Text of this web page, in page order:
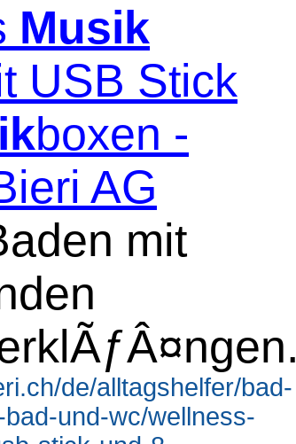
Musik
USB Stick
boxen -
AG
mit
de/alltagshelfer/bad-
und-wc/wellness-